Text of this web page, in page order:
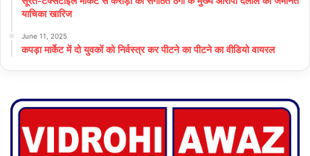
याचिका खारिज
June 11, 2025
कपड़ा मार्केट में दो युवकों को निर्वस्त्र कर पीटने का पीटने का वीडियो वायरल